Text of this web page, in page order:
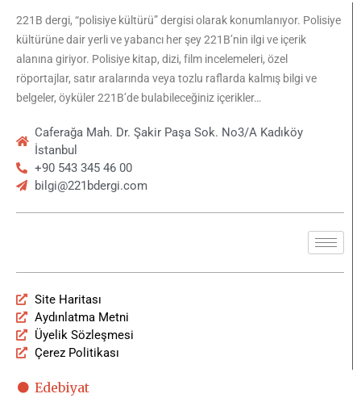
221B dergi, “polisiye kültürü” dergisi olarak konumlanıyor. Polisiye
kültürüne dair yerli ve yabancı her şey 221B’nin ilgi ve içerik
alanına giriyor. Polisiye kitap, dizi, film incelemeleri, özel
röportajlar, satır aralarında veya tozlu raflarda kalmış bilgi ve
belgeler, öyküler 221B’de bulabileceğiniz içerikler…
Caferağa Mah. Dr. Şakir Paşa Sok. No3/A Kadıköy
İstanbul
+90 543 345 46 00
bilgi@221bdergi.com
Site Haritası
Aydınlatma Metni
Üyelik Sözleşmesi
Çerez Politikası
Edebiyat